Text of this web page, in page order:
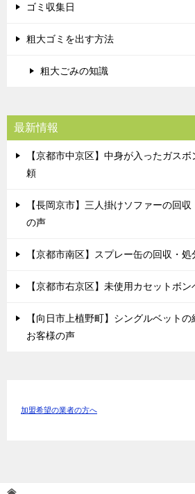
ゴミ収集日
粗大ゴミを出す方法
粗大ごみの知識
最新情報
【京都市中京区】中身が入ったガス
頼
【長岡京市】三人掛けソファーの回
の声
【京都市南区】スプレー缶の回収・
【京都市右京区】未使用カセットボ
【向日市上植野町】シングルベット
お客様の声
加盟希望の業者の方へ